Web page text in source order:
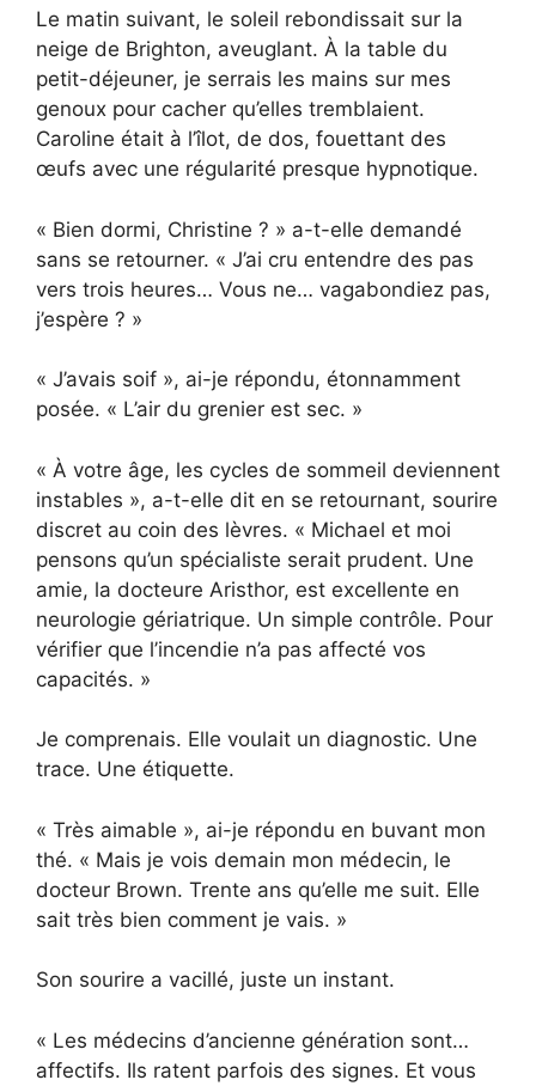
Le matin suivant, le soleil rebondissait sur la
neige de Brighton, aveuglant. À la table du
petit-déjeuner, je serrais les mains sur mes
genoux pour cacher qu’elles tremblaient.
Caroline était à l’îlot, de dos, fouettant des
œufs avec une régularité presque hypnotique.
« Bien dormi, Christine ? » a-t-elle demandé
sans se retourner. « J’ai cru entendre des pas
vers trois heures… Vous ne… vagabondiez pas,
j’espère ? »
« J’avais soif », ai-je répondu, étonnamment
posée. « L’air du grenier est sec. »
« À votre âge, les cycles de sommeil deviennent
instables », a-t-elle dit en se retournant, sourire
discret au coin des lèvres. « Michael et moi
pensons qu’un spécialiste serait prudent. Une
amie, la docteure Aristhor, est excellente en
neurologie gériatrique. Un simple contrôle. Pour
vérifier que l’incendie n’a pas affecté vos
capacités. »
Je comprenais. Elle voulait un diagnostic. Une
trace. Une étiquette.
« Très aimable », ai-je répondu en buvant mon
thé. « Mais je vois demain mon médecin, le
docteur Brown. Trente ans qu’elle me suit. Elle
sait très bien comment je vais. »
Son sourire a vacillé, juste un instant.
« Les médecins d’ancienne génération sont…
affectifs. Ils ratent parfois des signes. Et vous